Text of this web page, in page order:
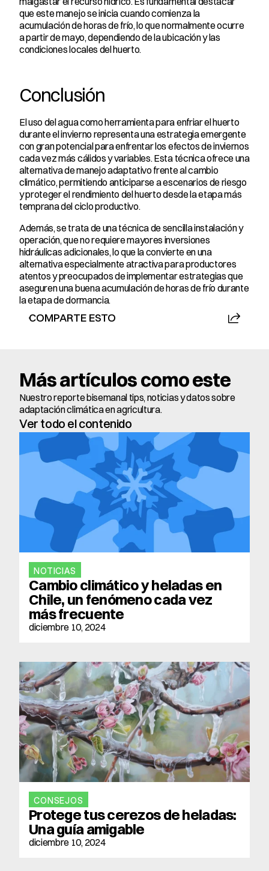
que este manejo se inicia cuando comienza la
acumulación de horas de frío, lo que normalmente ocurre
a partir de mayo, dependiendo de la ubicación y las
condiciones locales del huerto.
Conclusión
El uso del agua como herramienta para enfriar el huerto
durante el invierno representa una estrategia emergente
con gran potencial para enfrentar los efectos de inviernos
cada vez más cálidos y variables. Esta técnica ofrece una
alternativa de manejo adaptativo frente al cambio
climático, permitiendo anticiparse a escenarios de riesgo
y proteger el rendimiento del huerto desde la etapa más
temprana del ciclo productivo.
Además, se trata de una técnica de sencilla instalación y
operación, que no requiere mayores inversiones
hidráulicas adicionales, lo que la convierte en una
alternativa especialmente atractiva para productores
atentos y preocupados de implementar estrategias que
aseguren una buena acumulación de horas de frío durante
la etapa de dormancia.
COMPARTE ESTO
Más artículos como este
Nuestro reporte bisemanal tips, noticias y datos sobre
adaptación climática en agricultura.
Ver todo el contenido
NOTICIAS
Cambio climático y heladas en
Chile, un fenómeno cada vez
más frecuente
diciembre 10, 2024
CONSEJOS
Protege tus cerezos de heladas:
Una guía amigable
diciembre 10, 2024